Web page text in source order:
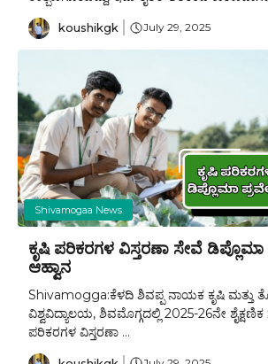
koushikgk July 29, 2025
Shivamogaa News
ಕೃಷಿ ಪರಿಕರಗಳ ವಿಸ್ತರಣಾ ಸೇವೆ ಡಿಪ್ಲೊಮಾ
ಆಹ್ವಾನ
Shivamogga:ಕೆಳದಿ ಶಿವಪ್ಪ ನಾಯಕ ಕೃಷಿ ಮತ್ತು
ವಿಶ್ವವಿದ್ಯಾಲಯ, ಶಿವಮೊಗ್ಗದಲ್ಲಿ 2025-26ನೇ ಶೈಕ್ಷಣಿಕ
ಪರಿಕರಗಳ ವಿಸ್ತರಣಾ ...